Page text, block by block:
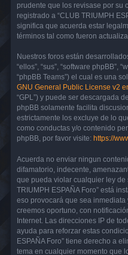
prudente que los revisase por su
registrado a “CLUB TRIUMPH
significa que acuerda estar
términos tal como fueron
Nuestros foros están
“ellos”, “sus”, “software phpBB”,
“phpBB Teams”) el cual es una
GNU General Public License v2
“GPL”) y puede ser descargada de
phpBB solamente facilita
estrictamente los excluye de lo
como conductas y/o contenido
phpBB, por favor visite: https://
Acuerda no enviar ningun
difamatorio, indecente,
que pueda violar cualquier ley de
TRIUMPH ESPAÑA Foro” está
eso provocará que sea
creemos oportuno, con
Internet. Las direcciones IP de
ayuda para reforzar estas
ESPAÑA Foro” tiene derecho a
tema en cualquier momento que